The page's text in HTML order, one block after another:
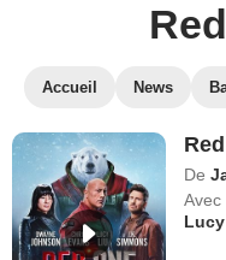
Accueil News
De
Avec